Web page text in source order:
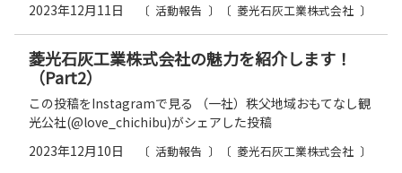
2023年12月11日 活動報告 菱光石灰工業株式会社
2023年12月10日 活動報告 菱光石灰工業株式会社
菱光石灰工業株式会社の魅力を紹介します！
（Part2）
この投稿をInstagramで見る （一社）秩父地域おもてなし観
光公社(@love_chichibu)がシェアした投稿